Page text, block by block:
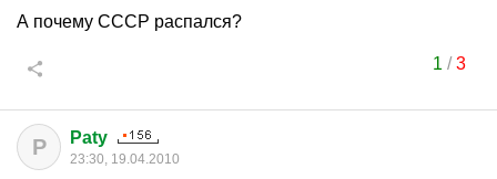
А почему СССР распался?
1 /3
P Paty
23:30, 19.04.2010